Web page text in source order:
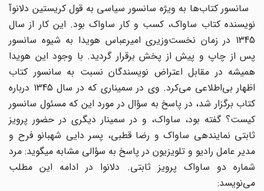
سانسور کتاب‌ها به ویژه سانسور سیاسی به قول کریستین دلانوآ
نویسنده کتاب ساواک، کسب و کار ساواک بود. این کار از سال
1345 در زمان نخست‌وزیری امیرعباس هویدا به شیوه سانسور
پس از چاپ و پیش از پخش برقرار گردید. با وجود این هویدا
همیشه در مقابل اعتراض نویسندگان نسبت به سانسور کتاب
اظهار بی‌اطلاعی می‌کرد. وی در سمیناری که در سال 1345 درباره
کتاب برگزار شد، در پاسخ به سؤال در مورد این که مسئول سانسور
کیست؟ گفته بود، ساواک، و در سمینار دیگری در حضور پرویز
ثابتی نماینده­ی ساواک و رضا قطبی، پسر دایی شهبانو فرح و
مدیر عامل رادیو و تلویزیون در پاسخ به سؤالی مشابه می­گوید: مرد
شماره دو ساواک پرویز ثابتی. دلانوا در ادامه این مطلب
می‌نویسد: